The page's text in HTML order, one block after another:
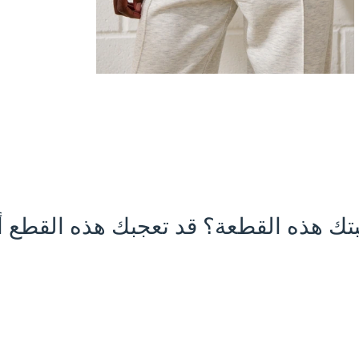
هذه القطعة؟ قد تعجبك هذه القطع